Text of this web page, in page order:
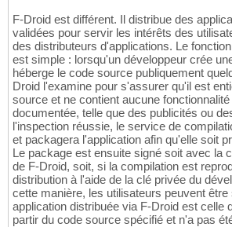
F-Droid est différent. Il distribue des
validées pour servir les intérêts des
des distributeurs d'applications. Le
est simple : lorsqu'un développeur crée
héberge le code source publiquement
Droid l'examine pour s'assurer qu'il est
source et ne contient aucune
documentée, telle que des publicités ou
l'inspection réussie, le service de
et packagera l'application afin qu'elle soit
Le package est ensuite signé soit avec la
de F-Droid, soit, si la compilation est
distribution à l'aide de la clé privée du
cette manière, les utilisateurs peuvent être
application distribuée via F-Droid est celle
partir du code source spécifié et n'a pas